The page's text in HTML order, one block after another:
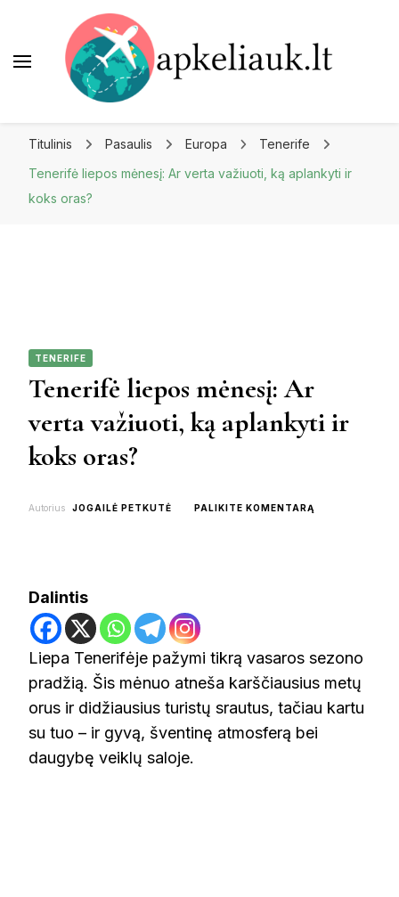
Titulinis Pasaulis Europa
Tenerife
Tenerifė liepos mėnesį: Ar verta važiuoti, ką aplankyti ir
koks oras?
TENERIFE
Tenerifė liepos mėnesį: Ar
verta važiuoti, ką aplankyti ir
koks oras?
Autorius JOGAILĖ PETKUTĖ PALIKITE KOMENTARĄ
ORAS?
Dalintis
Liepa Tenerifėje pažymi tikrą vasaros sezono
pradžią. Šis mėnuo atneša karščiausius metų
orus ir didžiausius turistų srautus, tačiau kartu
su tuo – ir gyvą, šventinę atmosferą bei
daugybę veiklų saloje.